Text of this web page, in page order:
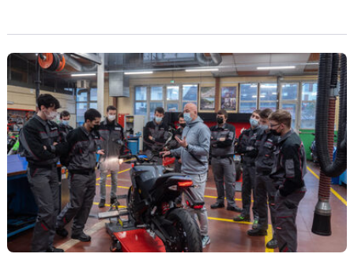
clients avec un service ambulant spécialement dédié aux
revendeurs de la marque.